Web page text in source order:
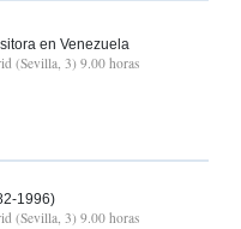
en Venezuela
(Sevilla, 3) 9.00 horas
1996)
(Sevilla, 3) 9.00 horas